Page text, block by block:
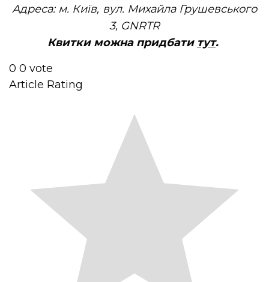
Адреса: м. Київ, вул. Михайла Грушевського
3, GNRTR
Квитки можна придбати тут.
0 0 vote
Article Rating